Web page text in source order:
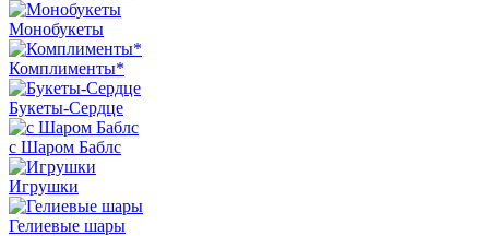
Монобукеты
Комплименты*
Букеты-Сердце
с Шаром Баблс
Игрушки
Гелиевые шары